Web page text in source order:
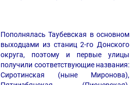
Пополнялась Таубевская в основном
выходцами из станиц 2-го Донского
округа, поэтому и первые улицы
получили соответствующие названия:
Сиротинская (ныне Миронова),